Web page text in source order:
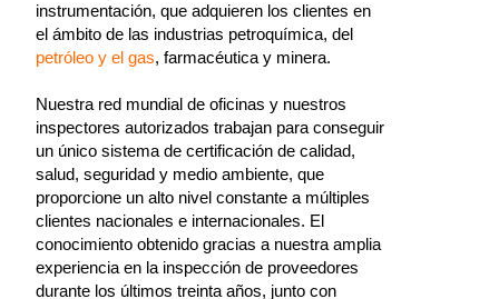
instrumentación, que adquieren los clientes en
el ámbito de las industrias petroquímica, del
petróleo y el gas, farmacéutica y minera.
Nuestra red mundial de oficinas y nuestros
inspectores autorizados trabajan para conseguir
un único sistema de certificación de calidad,
salud, seguridad y medio ambiente, que
proporcione un alto nivel constante a múltiples
clientes nacionales e internacionales. El
conocimiento obtenido gracias a nuestra amplia
experiencia en la inspección de proveedores
durante los últimos treinta años, junto con